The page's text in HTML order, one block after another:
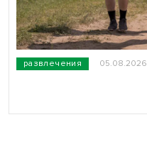
развлечения 05.08.2026